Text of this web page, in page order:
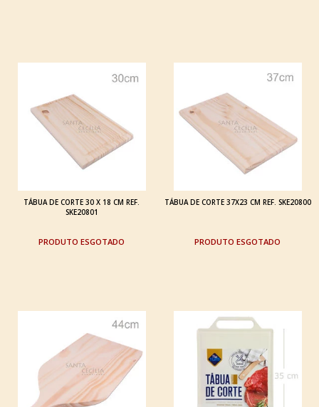
TÁBUA DE CORTE 30 X 18 CM REF.
SKE20801
ESGOTADO
TÁBUA DE CORTE 37X23 CM REF. SKE20800
ESGOTADO